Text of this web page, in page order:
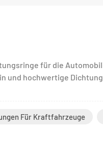
für die
und hochwertige
Für Kraftfahrzeuge